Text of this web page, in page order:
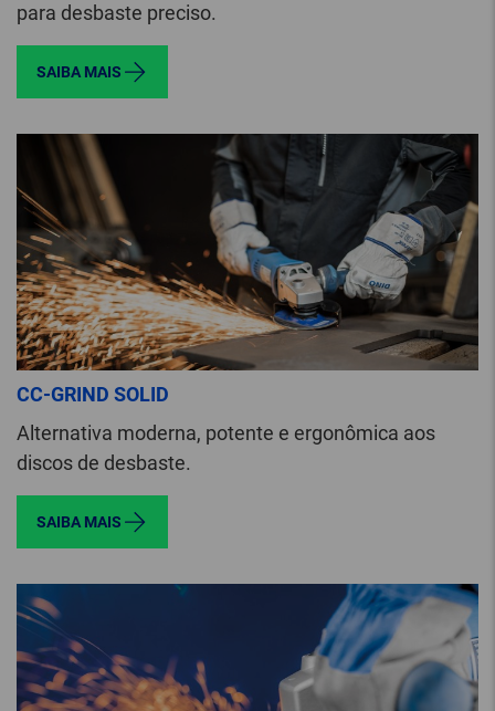
para desbaste preciso.
SAIBA MAIS
CC-GRIND SOLID
Alternativa moderna, potente e ergonômica aos
discos de desbaste.
SAIBA MAIS